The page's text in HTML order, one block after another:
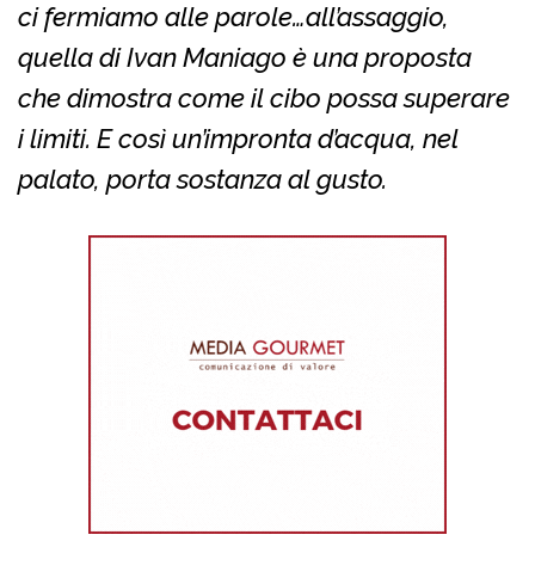
ci fermiamo alle parole…all’assaggio,
quella di Ivan Maniago è una proposta
che dimostra come il cibo possa superare
i limiti. E così un’impronta d’acqua, nel
palato, porta sostanza al gusto.